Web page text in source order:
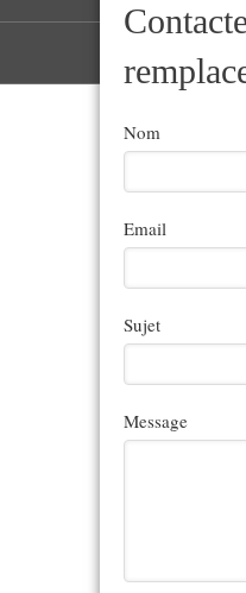
Nom
Email
Sujet
Message